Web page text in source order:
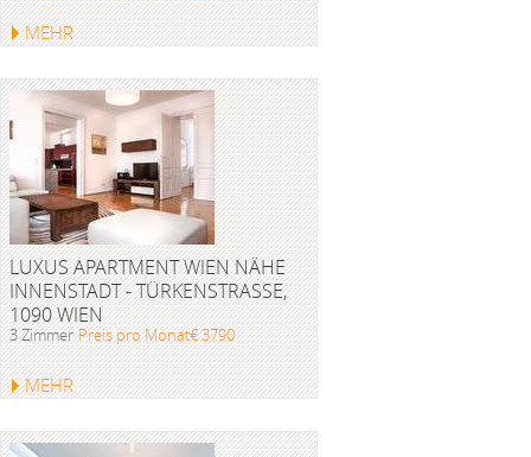
MEHR
LUXUS APARTMENT WIEN NÄHE
INNENSTADT - TÜRKENSTRASSE, 1
090 WIEN
3 Zimmer Preis pro Monat€ 3790
MEHR